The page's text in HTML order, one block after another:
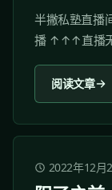
半撇私塾直播
播 ↑↑↑直播
能小有收获
窗期焦虑 最近
业，再到就业
阅读文章
2022年12月